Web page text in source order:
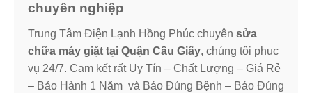
chuyên nghiệp
Trung Tâm Điện Lạnh Hồng Phúc chuyên sửa
chữa máy giặt tại Quận Cầu Giấy, chúng tôi phục
vụ 24/7. Cam kết rất Uy Tín – Chất Lượng – Giá Rẻ
– Bảo Hành 1 Năm và Báo Đúng Bệnh – Báo Đúng